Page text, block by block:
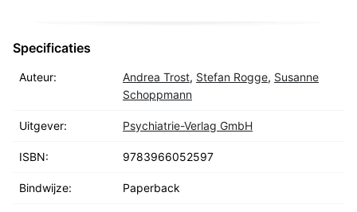
Specificaties
Auteur: Andrea Trost, Stefan Rogge, Susanne
Schoppmann
Uitgever: Psychiatrie-Verlag GmbH
ISBN: 9783966052597
Bindwijze: Paperback